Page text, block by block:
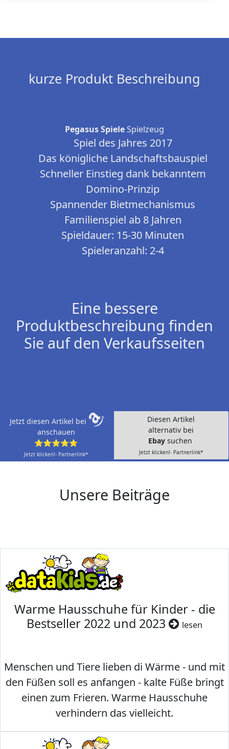
kurze Produkt Beschreibung
Pegasus SpieleSpielzeug
Spiel des Jahres 2017
Das königliche Landschaftsbauspiel
Schneller Einstieg dank bekanntem
Domino-Prinzip
Spannender Bietmechanismus
Familienspiel ab 8 Jahren
Spieldauer: 15-30 Minuten
Spieleranzahl: 2-4
Eine bessere
Produktbeschreibung finden
Sie auf den Verkaufsseiten
Jetzt diesen Artikel bei
anschauen
⭐⭐⭐⭐⭐
Jetzt klicken!- Partnerlink*
Diesen Artikel
alternativ bei
Ebay suchen
Jetzt klicken!- Partnerlink*
Unsere Beiträge
Warme Hausschuhe für Kinder - die
Bestseller 2022 und 2023
lesen
Menschen und Tiere lieben di Wärme - und mit
den Füßen soll es anfangen - kalte Füße bringt
einen zum Frieren. Warme Hausschuhe
verhindern das vielleicht.